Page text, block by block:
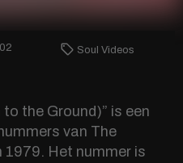
Soul Videos
to the Ground)” is een
van The
Het nummer is